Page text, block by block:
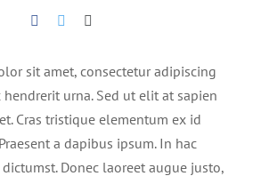
sit amet, consectetur adipiscing
hendrerit urna. Sed ut elit at sapien
Cras tristique elementum ex id
a dapibus ipsum. In hac
Donec laoreet augue justo,